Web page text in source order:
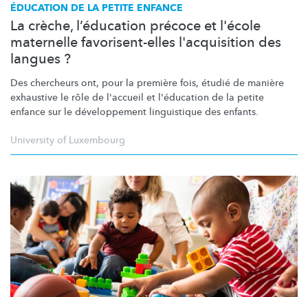
ÉDUCATION DE LA PETITE ENFANCE
La crèche, l’éducation précoce et l'école
maternelle favorisent-elles l'acquisition des
langues ?
Des chercheurs ont, pour la première fois, étudié de manière
exhaustive le rôle de l'accueil et l'éducation de la petite
enfance sur le développement linguistique des enfants.
University of Luxembourg